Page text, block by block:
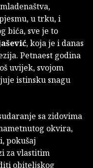
u trku, i
bića, sve je to
, koja je i danas
Petnaest godina
uvijek, svojom
istinsku snagu
sa zidovima
okvira,
pokušaj
za vlastitim
obiteljskog